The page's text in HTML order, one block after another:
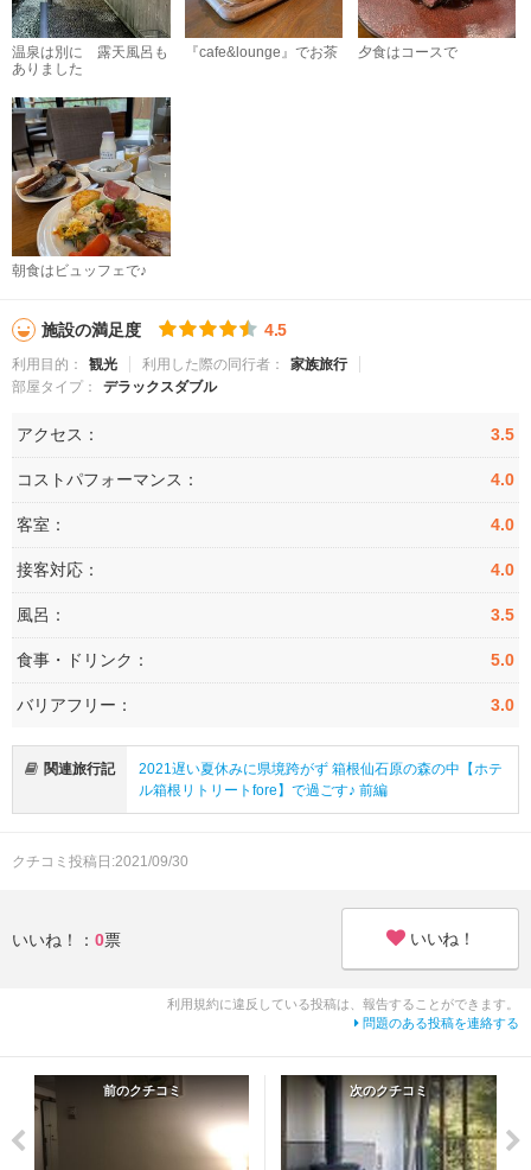
温泉は別に 露天風呂も
ありました
『cafe&lounge』でお茶 夕食はコースで
朝食はビュッフェで♪
施設の満足度 4.5
利用目的： 観光 利用した際の同行者：
家族旅行
部屋タイプ：
デラックスダブル
アクセス： 3.5
コストパフォーマンス： 4.0
客室： 4.0
接客対応： 4.0
風呂： 3.5
食事・ドリンク： 5.0
バリアフリー： 3.0
関連旅行記
2021遅い夏休みに県境跨がず 箱根仙石原の森の中【ホテ
ル箱根リトリートfore】で過ごす♪ 前編
クチコミ投稿日:2021/09/30
いいね！： 0票 いいね！
利用規約に違反している投稿は、報告することができます。
問題のある投稿を連絡する
前のクチコミ 次のクチコミ